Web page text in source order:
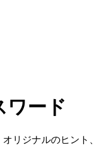
ワード
リジナルのヒン